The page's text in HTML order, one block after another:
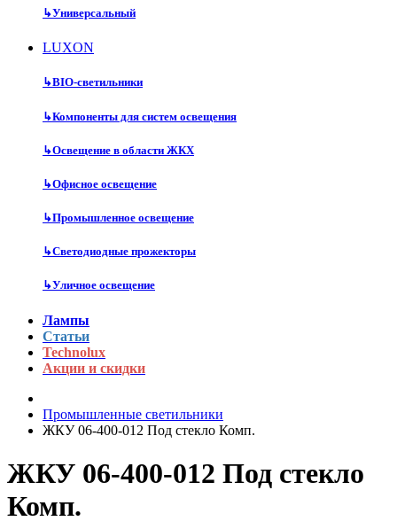
↳Универсальный
LUXON
↳BIO-светильники
↳Компоненты для систем освещения
↳Освещение в области ЖКХ
↳Офисное освещение
↳Промышленное освещение
↳Светодиодные прожекторы
↳Уличное освещение
Лампы
Статьи
Technolux
Акции и скидки
Промышленные светильники
ЖКУ 06-400-012 Под стекло Комп.
ЖКУ 06-400-012 Под стекло
Комп.